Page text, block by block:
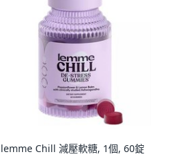
lemme Chill 減壓軟糖, 1個, 60錠